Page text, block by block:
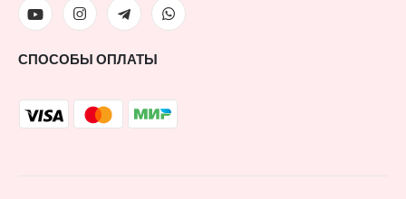
СПОСОБЫ ОПЛАТЫ